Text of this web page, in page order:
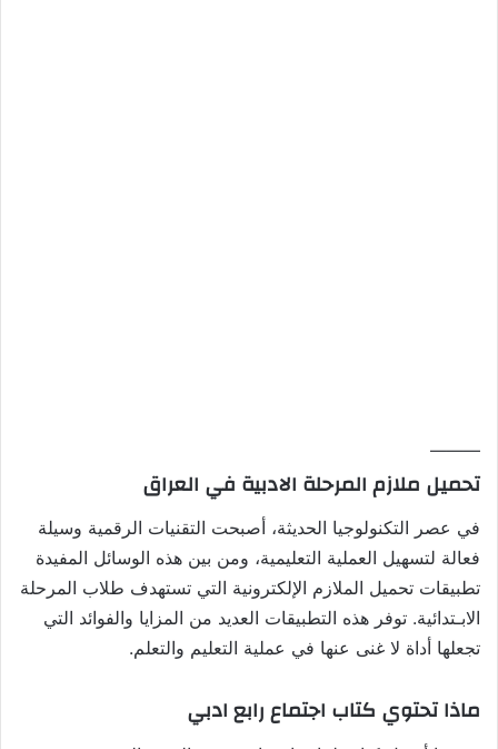
———
تحميل ملازم المرحلة الادبية في العراق
في عصر التكنولوجيا الحديثة، أصبحت التقنيات الرقمية وسيلة
فعالة لتسهيل العملية التعليمية، ومن بين هذه الوسائل المفيدة
تطبيقات تحميل الملازم الإلكترونية التي تستهدف طلاب المرحلة
الابـتدائية. توفر هذه التطبيقات العديد من المزايا والفوائد التي
تجعلها أداة لا غنى عنها في عملية التعليم والتعلم.
ماذا تحتوي كتاب اجتماع رابع ادبي